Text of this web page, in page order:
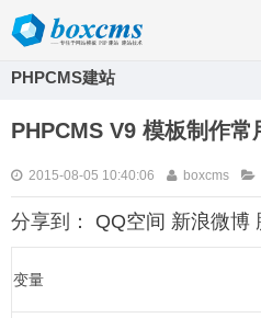
PHPCMS建站
PHPCMS V9 模板制作常
2015-08-05 10:40:06 boxcms
分享到： QQ空间 新浪微博
变量